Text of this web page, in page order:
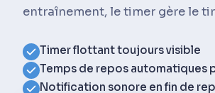
entraînement, le timer gère le
Timer flottant toujours visible
Temps de repos automatiques
Notification sonore en fin de